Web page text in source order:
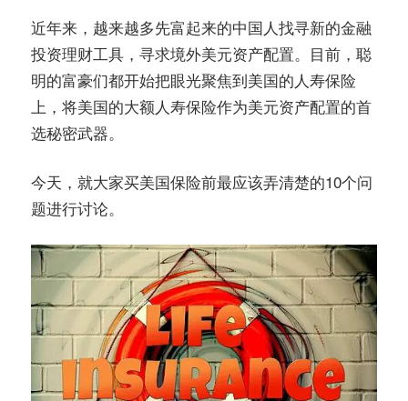
指
南
©️
社
区
近年来，越来越多先富起来的中国人找寻新的金融
投资理财工具，寻求境外美元资产配置。目前，聪
明的富豪们都开始把眼光聚焦到美国的人寿保险
上，将美国的大额人寿保险作为美元资产配置的首
选秘密武器。
今天，就大家买美国保险前最应该弄清楚的10个问
题进行讨论。